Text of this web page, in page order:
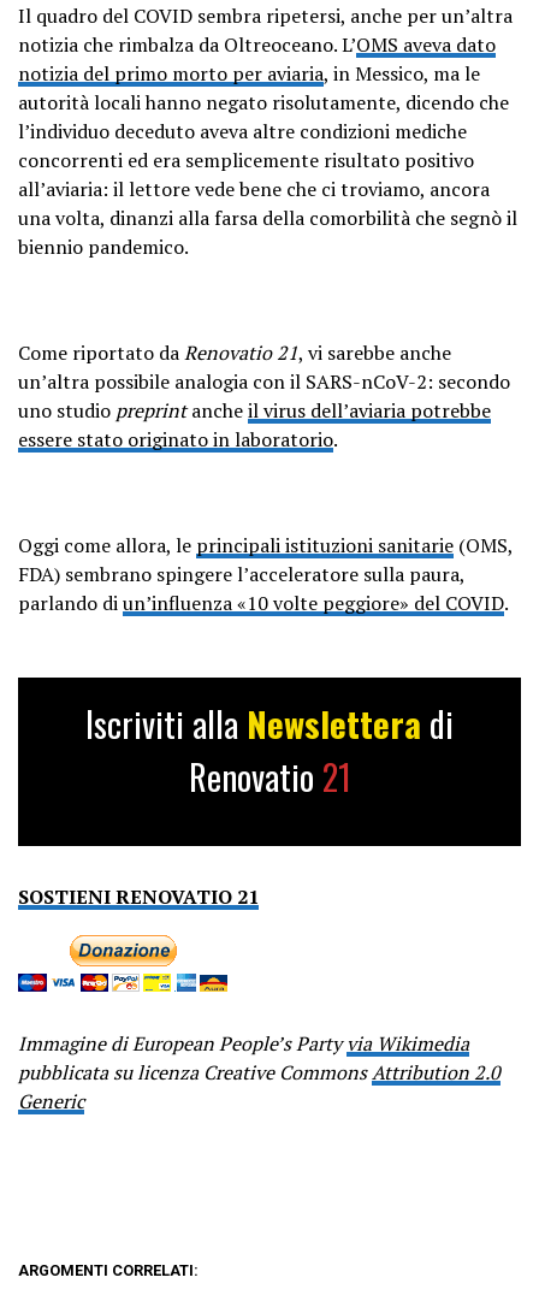
Il quadro del COVID sembra ripetersi, anche per un’altra
notizia che rimbalza da Oltreoceano. L’OMS aveva dato
notizia del primo morto per aviaria, in Messico, ma le
autorità locali hanno negato risolutamente, dicendo che
l’individuo deceduto aveva altre condizioni mediche
concorrenti ed era semplicemente risultato positivo
all’aviaria: il lettore vede bene che ci troviamo, ancora
una volta, dinanzi alla farsa della comorbilità che segnò il
biennio pandemico.
Come riportato daRenovatio 21, vi sarebbe anche
un’altra possibile analogia con il SARS-nCoV-2: secondo
uno studio preprintancheil virus dell’aviaria potrebbe
essere stato originato in laboratorio.
Oggi come allora, le principali istituzioni sanitarie (OMS,
FDA) sembrano spingere l’acceleratore sulla paura,
parlando diun’influenza «10 volte peggiore» del COVID.
Iscriviti alla Newslettera di
Renovatio 21
SOSTIENI RENOVATIO 21
Immagine di European People’s Partyvia Wikimedia
pubblicata su licenza Creative CommonsAttribution 2.0
Generic
ARGOMENTI CORRELATI: